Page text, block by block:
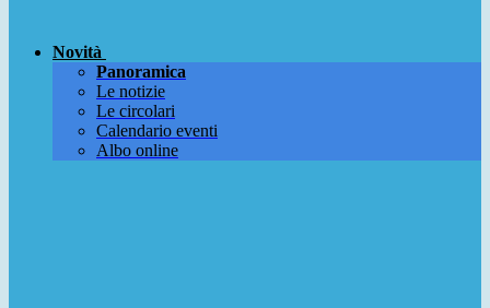
Novità
Panoramica
Le notizie
Le circolari
Calendario eventi
Albo online